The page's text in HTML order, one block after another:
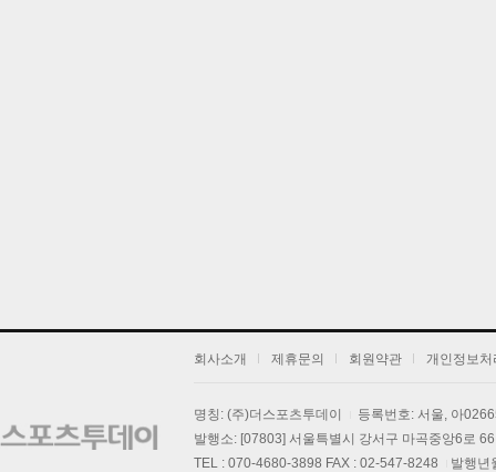
회사소개 제휴문의 회원약관 개인정보처
명칭: (주)더스포츠투데이
등록번호: 서울, 아
발행소: [07803] 서울특별시 강서구 마곡중앙6로
TEL : 070-4680-3898 FAX : 02-547-8248
발행년